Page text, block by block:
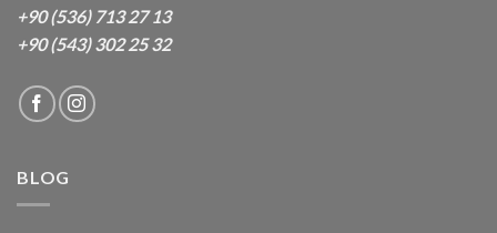
+90 (536) 713 27 13
+90 (543) 302 25 32
BLOG